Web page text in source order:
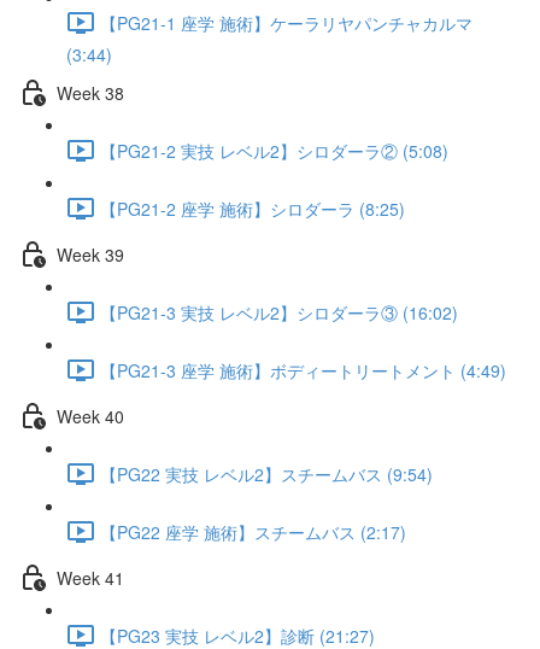
【PG21-1 座学 施術】ケーラリヤパンチャカルマ
(3:44)
Week 38
【PG21-2 実技 レベル2】シロダーラ② (5:08)
【PG21-2 座学 施術】シロダーラ (8:25)
Week 39
【PG21-3 実技 レベル2】シロダーラ③ (16:02)
【PG21-3 座学 施術】ボディートリートメント (4:49)
Week 40
【PG22 実技 レベル2】スチームバス (9:54)
【PG22 座学 施術】スチームバス (2:17)
Week 41
【PG23 実技 レベル2】診断 (21:27)